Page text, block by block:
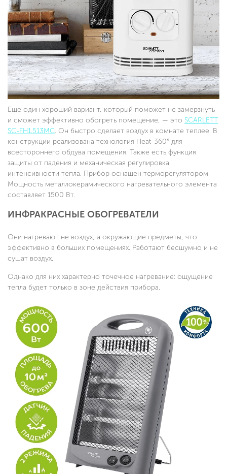
Еще один хороший вариант, который поможет не замерзнуть
и сможет эффективно обогреть помещение, — это SCARLETT
SC-FH1.513MC. Он быстро сделает воздух в комнате теплее. В
конструкции реализована технология Heat-360° для
всестороннего обдува помещения. Также есть функция
защиты от падения и механическая регулировка
интенсивности тепла. Прибор оснащен терморегулятором.
Мощность металлокерамического нагревательного элемента
составляет 1500 Вт.
ИНФРАКРАСНЫЕ ОБОГРЕВАТЕЛИ
Они нагревают не воздух, а окружающие предметы, что
эффективно в больших помещениях. Работают бесшумно и не
сушат воздух.
Однако для них характерно точечное нагревание: ощущение
тепла будет только в зоне действия прибора.